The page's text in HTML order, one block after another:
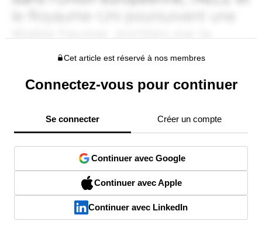
Cet article est réservé à nos membres
Connectez-vous pour continuer
Se connecter Créer un compte
Continuer avec Google
Continuer avec Apple
Continuer avec LinkedIn